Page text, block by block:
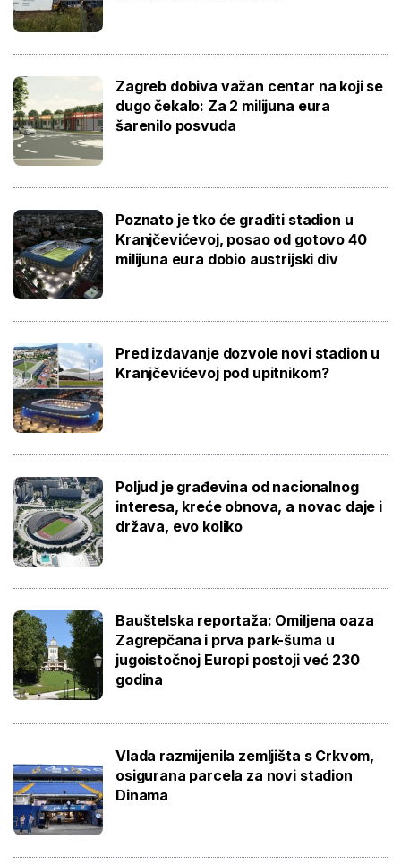
Zagreb dobiva važan centar na koji se
dugo čekalo: Za 2 milijuna eura
šarenilo posvuda
Poznato je tko će graditi stadion u
Kranjčevićevoj, posao od gotovo 40
milijuna eura dobio austrijski div
Pred izdavanje dozvole novi stadion u
Kranjčevićevoj pod upitnikom?
Poljud je građevina od nacionalnog
interesa, kreće obnova, a novac daje i
država, evo koliko
Bauštelska reportaža: Omiljena oaza
Zagrepčana i prva park-šuma u
jugoistočnoj Europi postoji već 230
godina
Vlada razmijenila zemljišta s Crkvom,
osigurana parcela za novi stadion
Dinama